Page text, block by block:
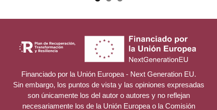
Financiado por la Unión Europea - Next Generation EU.
Sin embargo, los puntos de vista y las opiniones expresadas
son únicamente los del autor o autores y no reflejan
necesariamente los de la Unión Europea o la Comisión